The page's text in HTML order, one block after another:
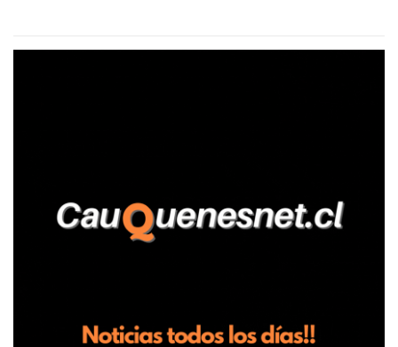
relató que los hechos ocurrieron cerca de las 11:30 horas en el
trabajadores, el edil descendió del vehículo y, en medio de la
confrontación, la habría tomado de los hombros, empujado al
suelo y agredido con golpes de pies y manos, mientr...